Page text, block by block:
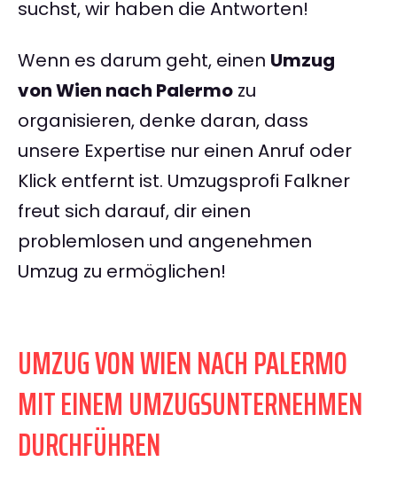
suchst, wir haben die Antworten!
Wenn es darum geht, einen Umzug
von Wien nach Palermo zu
organisieren, denke daran, dass
unsere Expertise nur einen Anruf oder
Klick entfernt ist. Umzugsprofi Falkner
freut sich darauf, dir einen
problemlosen und angenehmen
Umzug zu ermöglichen!
UMZUG VON WIEN NACH PALERMO
MIT EINEM UMZUGSUNTERNEHMEN
DURCHFÜHREN